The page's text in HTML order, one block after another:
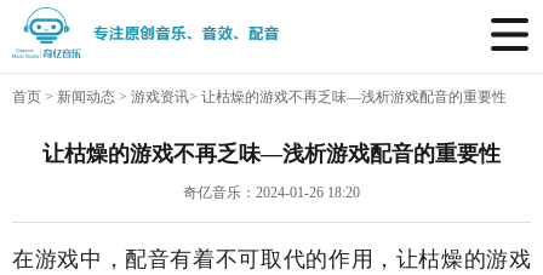
首页 > 新闻动态 > 游戏资讯> 让枯燥的游戏不再乏味—浅析游戏配音的重要性
让枯燥的游戏不再乏味—浅析游戏配音的重要性
奇亿音乐：2024-01-26 18:20
在游戏中，配音有着不可取代的作用，让枯燥的游戏